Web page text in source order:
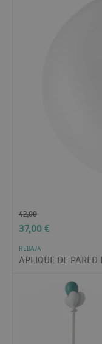
42,00
37,00€
REBAJA
APLIQUE DE